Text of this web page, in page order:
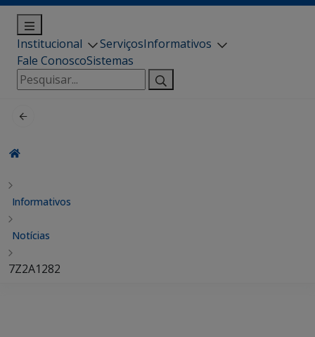
Institucional ServiçosInformativos
Fale ConoscoSistemas
Pesquisar
por:
Informativos
Notícias
7Z2A1282